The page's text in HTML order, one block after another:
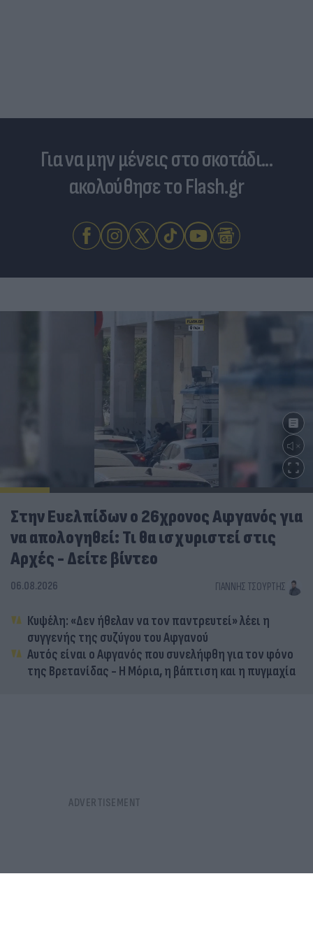
Για να μην μένεις στο σκοτάδι...
ακολούθησε το Flash.gr
Στην Ευελπίδων ο 26χρονος Αφγανός για
να απολογηθεί: Τι θα ισχυριστεί στις
Αρχές - Δείτε βίντεο
06.08.2026 ΓΙΆΝΝΗΣ ΤΣΟΎΡΤΗΣ
Κυψέλη: «Δεν ήθελαν να τον παντρευτεί» λέει η
συγγενής της συζύγου του Αφγανού
Αυτός είναι ο Αφγανός που συνελήφθη για τον φόνο
της Βρετανίδας - Η Μόρια, η βάπτιση και η πυγμαχία